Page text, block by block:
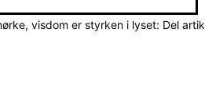
visdom er styrken i lyset: Del